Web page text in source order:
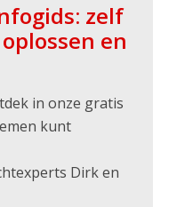
zelf
en
in onze gratis
kunt
Dirk en